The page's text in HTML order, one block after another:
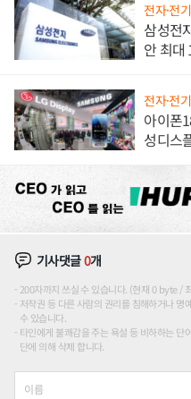
전자·전
삼성전
안 최대
전자·전
아이폰
성디스
기사댓글0개
200자까지 쓰실 수 있습니다. (현재 0 byte /
저작권 등 다른 사람의 권리를 침해하거나 명
수 있습니다.
타인에게 불쾌감을 주는 욕설 등 비하하는
단에 의해 삭제 합니다.